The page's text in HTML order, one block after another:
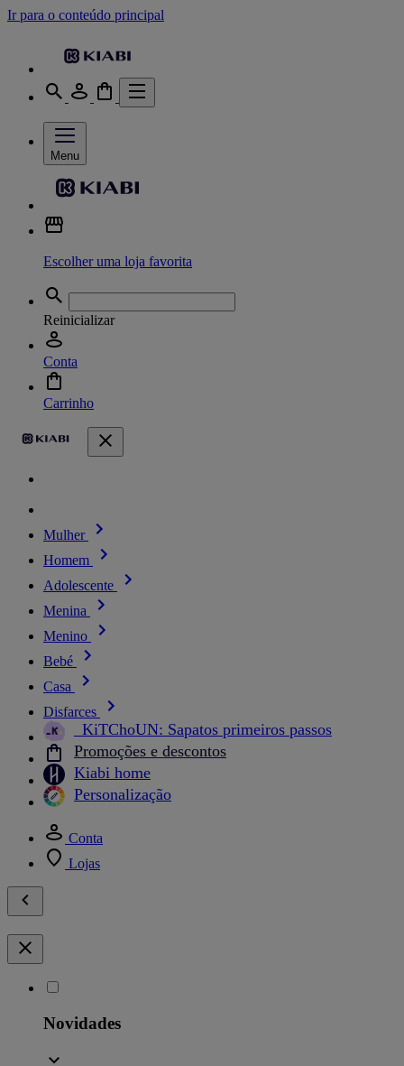
Ir para o conteúdo principal
Menu
Escolher uma loja favorita
Reinicializar
Conta
Carrinho
Mulher
Homem
Adolescente
Menina
Menino
Bebé
Casa
Disfarces
_KiTChoUN: Sapatos primeiros passos
Promoções e descontos
Kiabi home
Personalização
Conta
Lojas
Novidades